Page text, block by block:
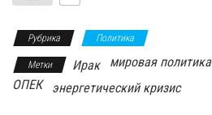
Рубрика Политика
Метки Ирак мировая политика
ОПЕК
энергетический кризис